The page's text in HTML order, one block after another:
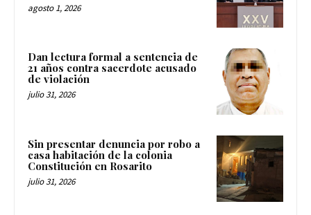
agosto 1, 2026
Dan lectura formal a sentencia de
21 años contra sacerdote acusado
de violación
julio 31, 2026
Sin presentar denuncia por robo a
casa habitación de la colonia
Constitución en Rosarito
julio 31, 2026